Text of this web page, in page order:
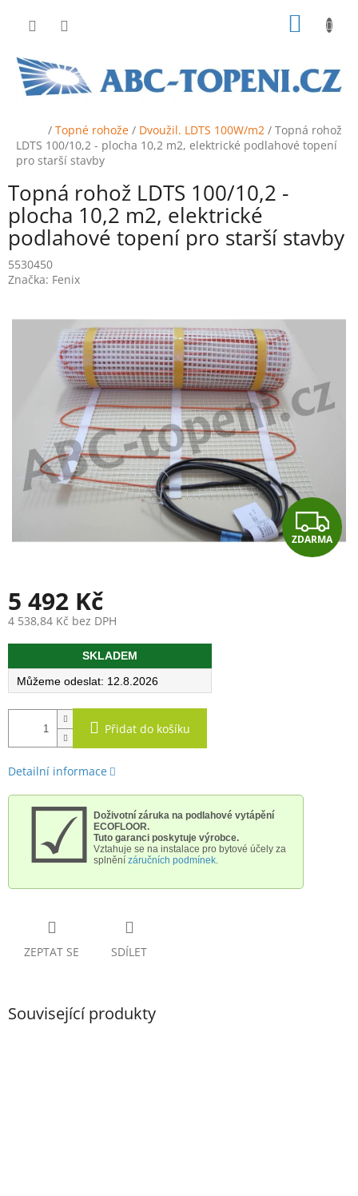
Domů
/ Topné rohože / Dvoužil. LDTS 100W/m2 / Topná rohož
LDTS 100/10,2 - plocha 10,2 m2, elektrické podlahové topení
pro starší stavby
Topná rohož LDTS 100/10,2 -
plocha 10,2 m2, elektrické
podlahové topení pro starší stavby
5530450
Značka: Fenix
Z
D
ZDARMA
5 492 Kč
4 538,84 Kč bez DPH
Měrná
SKLADEM
12.8.2026
Přidat do košíku
Detailní informace
☑
Doživotní záruka na podlahové vytápění
ECOFLOOR.
Tuto garanci poskytuje výrobce.
Vztahuje se na instalace pro bytové účely za
splnění záručních podmínek.
ZEPTAT SE SDÍLET
Související produkty